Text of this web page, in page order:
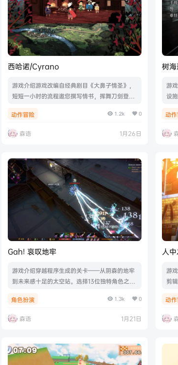
西哈诺/Cyrano
游戏介绍游戏改编自经典剧目《大鼻子情圣》，
短短一小时的流程邀您撰写情书，挥舞刀剑登台
852|容量492MB|官方简体中文|支持键盘.鼠标.
手柄
动作冒险 1.2k 0
森语 1月26日
树
游
设
你
深
动
Gah! 哀叹地牢
游戏介绍穿越程序生成的关卡——从阴森的地牢
到未来感十足的太空站。选择13位独特角色之
并回到不断成长的村庄中心，解锁永久升级。恶
魔注视着。天使等待着。而你，要战斗。游戏视
频游戏截图版本介绍Build.21572959|容量7.8
角色扮演 1.3k 0
森语 1月21日
人
Cut
游
剪
绕
开
游
动